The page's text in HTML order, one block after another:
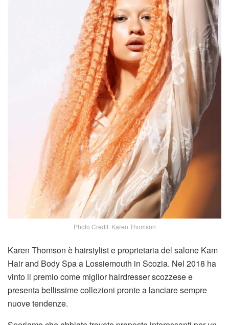
Photo Credit: Karen Thomson
Karen Thomson è hairstylist e proprietaria del salone Kam
Hair and Body Spa a Lossiemouth in Scozia. Nel 2018 ha
vinto il premio come miglior hairdresser scozzese e
presenta bellissime collezioni pronte a lanciare sempre
nuove tendenze.